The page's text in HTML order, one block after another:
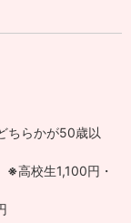
ちらかが50歳以
※高校生1,100円・